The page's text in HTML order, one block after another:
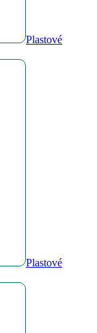
Plastové
Plastové